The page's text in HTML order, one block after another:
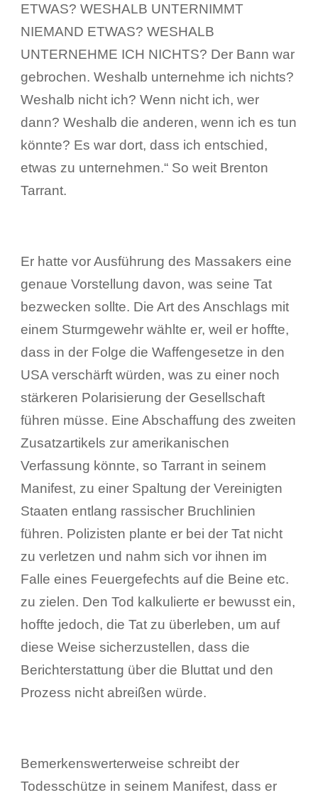
ETWAS? WESHALB UNTERNIMMT
NIEMAND ETWAS? WESHALB
UNTERNEHME ICH NICHTS? Der Bann war
gebrochen. Weshalb unternehme ich nichts?
Weshalb nicht ich? Wenn nicht ich, wer
dann? Weshalb die anderen, wenn ich es tun
könnte? Es war dort, dass ich entschied,
etwas zu unternehmen.“ So weit Brenton
Tarrant.
Er hatte vor Ausführung des Massakers eine
genaue Vorstellung davon, was seine Tat
bezwecken sollte. Die Art des Anschlags mit
einem Sturmgewehr wählte er, weil er hoffte,
dass in der Folge die Waffengesetze in den
USA verschärft würden, was zu einer noch
stärkeren Polarisierung der Gesellschaft
führen müsse. Eine Abschaffung des zweiten
Zusatzartikels zur amerikanischen
Verfassung könnte, so Tarrant in seinem
Manifest, zu einer Spaltung der Vereinigten
Staaten entlang rassischer Bruchlinien
führen. Polizisten plante er bei der Tat nicht
zu verletzen und nahm sich vor ihnen im
Falle eines Feuergefechts auf die Beine etc.
zu zielen. Den Tod kalkulierte er bewusst ein,
hoffte jedoch, die Tat zu überleben, um auf
diese Weise sicherzustellen, dass die
Berichterstattung über die Bluttat und den
Prozess nicht abreißen würde.
Bemerkenswerterweise schreibt der
Todesschütze in seinem Manifest, dass er